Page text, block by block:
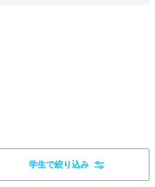
学生で絞り込み